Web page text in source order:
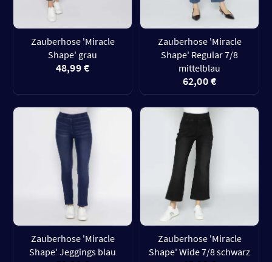
Zauberhose 'Miracle
Shape' grau
48,99 €
Zauberhose 'Miracle
Shape' Regular 7/8
mittelblau
62,00 €
Zauberhose 'Miracle
Shape' Jeggings blau
Zauberhose 'Miracle
Shape' Wide 7/8 schwarz